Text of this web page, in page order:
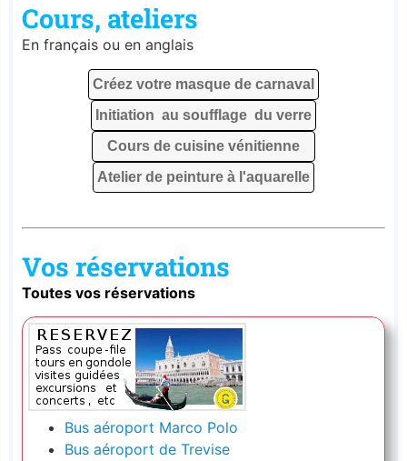
Cours, ateliers
En français ou en anglais
Créez votre masque de carnaval
Initiation au soufflage du verre
Cours de cuisine vénitienne
Atelier de peinture à l'aquarelle
Vos réservations
Toutes vos réservations
Bus aéroport Marco Polo
Bus aéroport de Trevise